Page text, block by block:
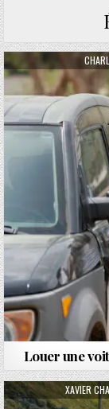
Louer une
AUTHOR:
XAVIER